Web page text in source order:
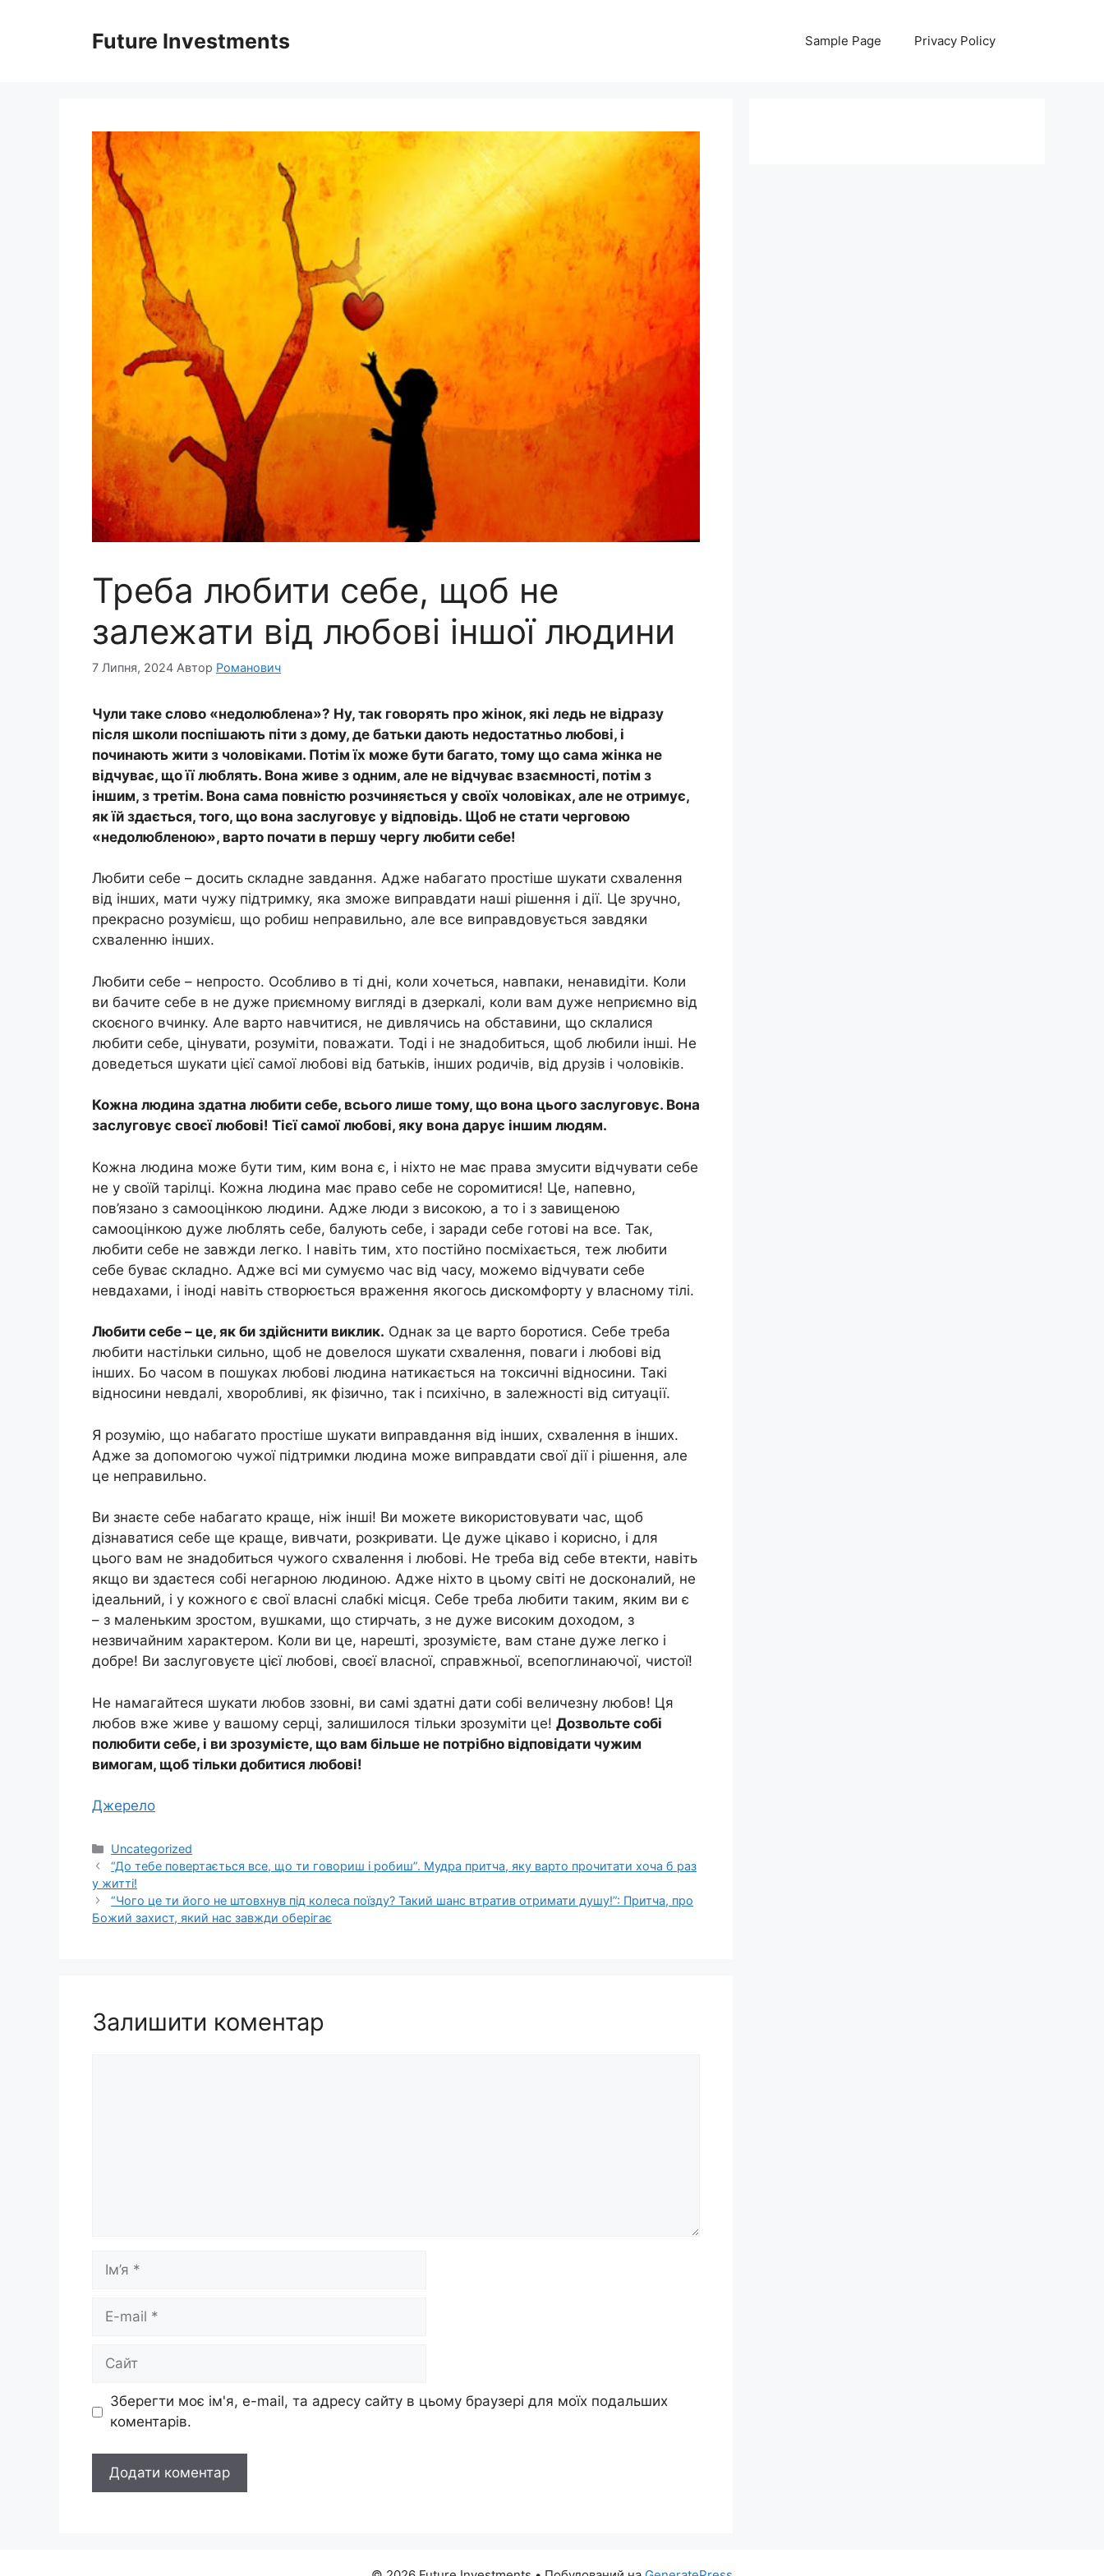
Future Investments Sample Page Privacy Policy
Треба любити себе, щоб не
залежати від любові іншої людини
7 Липня, 2024 Автор Романович
Чули таке слово «недолюблена»? Ну, так говорять про жінок, які ледь не відразу
після школи поспішають піти з дому, де батьки дають недостатньо любові, і
починають жити з чоловіками. Потім їх може бути багато, тому що сама жінка не
відчуває, що її люблять. Вона живе з одним, але не відчуває взаємності, потім з
іншим, з третім. Вона сама повністю розчиняється у своїх чоловіках, але не отримує,
як їй здається, того, що вона заслуговує у відповідь. Щоб не стати черговою
«недолюбленою», варто почати в першу чергу любити себе!
Любити себе – досить складне завдання. Адже набагато простіше шукати схвалення
від інших, мати чужу підтримку, яка зможе виправдати наші рішення і дії. Це зручно,
прекрасно розумієш, що робиш неправильно, але все виправдовується завдяки
схваленню інших.
Любити себе – непросто. Особливо в ті дні, коли хочеться, навпаки, ненавидіти. Коли
ви бачите себе в не дуже приємному вигляді в дзеркалі, коли вам дуже неприємно від
скоєного вчинку. Але варто навчитися, не дивлячись на обставини, що склалися
любити себе, цінувати, розуміти, поважати. Тоді і не знадобиться, щоб любили інші. Не
доведеться шукати цієї самої любові від батьків, інших родичів, від друзів і чоловіків.
Кожна людина здатна любити себе, всього лише тому, що вона цього заслуговує. Вона
заслуговує своєї любові! Тієї самої любові, яку вона дарує іншим людям.
Кожна людина може бути тим, ким вона є, і ніхто не має права змусити відчувати себе
не у своїй тарілці. Кожна людина має право себе не соромитися! Це, напевно,
пов’язано з самооцінкою людини. Адже люди з високою, а то і з завищеною
самооцінкою дуже люблять себе, балують себе, і заради себе готові на все. Так,
любити себе не завжди легко. І навіть тим, хто постійно посміхається, теж любити
себе буває складно. Адже всі ми сумуємо час від часу, можемо відчувати себе
невдахами, і іноді навіть створюється враження якогось дискомфорту у власному тілі.
Любити себе – це, як би здійснити виклик. Однак за це варто боротися. Себе треба
любити настільки сильно, щоб не довелося шукати схвалення, поваги і любові від
інших. Бо часом в пошуках любові людина натикається на токсичні відносини. Такі
відносини невдалі, хворобливі, як фізично, так і психічно, в залежності від ситуації.
Я розумію, що набагато простіше шукати виправдання від інших, схвалення в інших.
Адже за допомогою чужої підтримки людина може виправдати свої дії і рішення, але
це неправильно.
Ви знаєте себе набагато краще, ніж інші! Ви можете використовувати час, щоб
дізнаватися себе ще краще, вивчати, розкривати. Це дуже цікаво і корисно, і для
цього вам не знадобиться чужого схвалення і любові. Не треба від себе втекти, навіть
якщо ви здаєтеся собі негарною людиною. Адже ніхто в цьому світі не досконалий, не
ідеальний, і у кожного є свої власні слабкі місця. Себе треба любити таким, яким ви є
– з маленьким зростом, вушками, що стирчать, з не дуже високим доходом, з
незвичайним характером. Коли ви це, нарешті, зрозумієте, вам стане дуже легко і
добре! Ви заслуговуєте цієї любові, своєї власної, справжньої, всепоглинаючої, чистої!
Не намагайтеся шукати любов ззовні, ви самі здатні дати собі величезну любов! Ця
любов вже живе у вашому серці, залишилося тільки зрозуміти це! Дозвольте собі
полюбити себе, і ви зрозумієте, що вам більше не потрібно відповідати чужим
вимогам, щоб тільки добитися любові!
Джерело
Категорії
Uncategorized
“До тебе повертається все, що ти говориш і робиш”. Мудра притча, яку варто прочитати хоча б раз
у житті!
“Чого це ти його не штовхнув під колеса поїзду? Такий шанс втратив отримати душу!”: Притча, про
Божий захист, який нас завжди оберігає
Залишити коментар
Ім’я
Сайт
Зберегти моє ім'я, e-mail, та адресу сайту в цьому браузері для моїх подальших
коментарів.